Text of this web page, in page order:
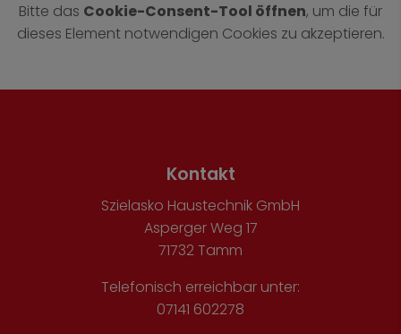
Bitte das Cookie-Consent-Tool öffnen, um die für
dieses Element notwendigen Cookies zu akzeptieren.
Kontakt
Szielasko Haustechnik GmbH
Asperger Weg 17
71732 Tamm
Telefonisch erreichbar unter:
07141 602278